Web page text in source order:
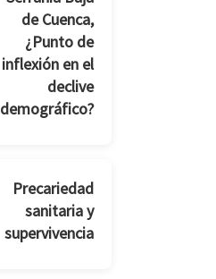
de Cuenca,
¿Punto de
inflexión en el
declive
demográfico?
Precariedad
sanitaria y
supervivencia